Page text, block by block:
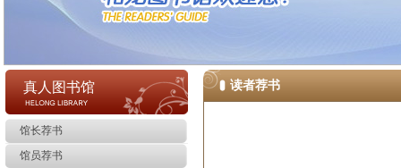
真人图书馆
馆长荐书
馆员荐书
读者荐书